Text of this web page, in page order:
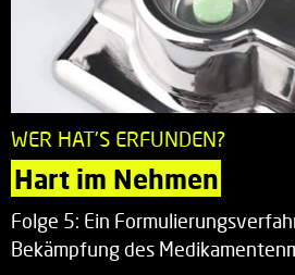
WER HAT'S ERFUNDEN?
Hart im Nehmen
Folge 5: Ein
Bekämpfung des